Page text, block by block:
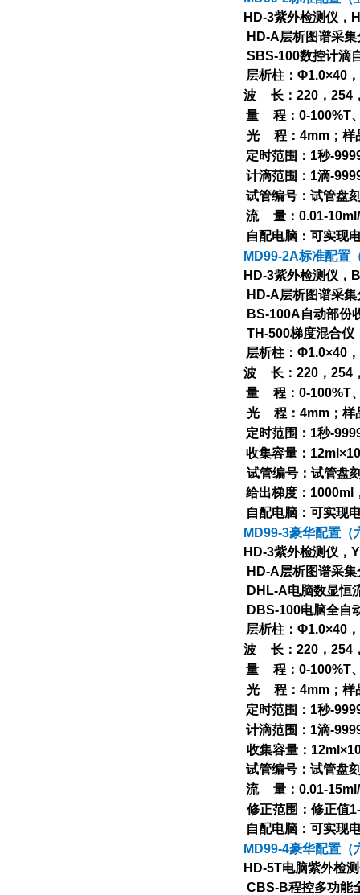
HD-3紫外检测仪，
HD-A层析图谱采
SBS-100数控计滴
层析柱： Φ1.0×40 ，
波
长： 220 ， 254
量
程： 0-100%T
光
程： 4mm ；
定时范围： 1秒-
计滴范围： 1滴-
试管编号：试管盘
流
量： 0.01-
自配电脑：可实现
MD99-2A标准配置
HD-3紫外检测仪，
HD-A层析图谱采
BS-100A自动部份
TH-500梯度混合仪
层析柱： Φ1.0×40 ，
波
长： 220 ， 254
量
程： 0-100%T
光
程： 4mm ；
定时范围： 1秒-
收集容量：
试管编号：试管盘
给出梯度： 1000ml
自配电脑：可实现
MD99-3豪华配置（
HD-3紫外检测仪，
HD-A层析图谱采
DHL-A电脑数显恒
DBS-100电脑全自
层析柱： Φ1.0×40 ，
波
长： 220 ， 254
量
程： 0-100%T
光
程： 4mm ；
定时范围： 1秒-
计滴范围： 1滴-
收集容量：
试管编号：试管盘
流
量： 0.01-
修正范围：修正值
自配电脑：可实现
MD99-4豪华配置（
HD-5T电脑紫外检
CBS-B程控多功能